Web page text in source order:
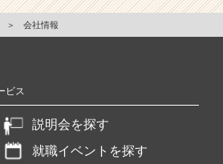
＞ 会社情報
ビス
説明会を探す
就職イベントを探す